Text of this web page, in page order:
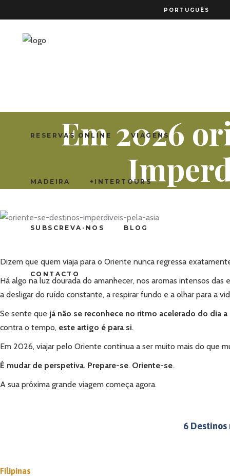
PORTUGUÊS
RESERVAS ONLINE VIAGENS
MADEIRA +INTERTOURS
SUBSCREVA-NOS BLOG
CONTACTO
Em 2026
Dizem que quem viaja para o Oriente nunca regressa
Há algo na luz dourada do amanhecer, nos aromas intensos das
a desligar do ruído constante, a respirar fundo e a olhar para a
Se sente que já não se reconhece no ritmo acelerado do dia a
contra o tempo, este artigo é para si.
Em 2026, viajar pelo Oriente continua a ser muito mais do que
É mudar de perspetiva. Prepare-se. Oriente-se.
A sua próxima grande viagem começa agora.
6 Destinos
Filipinas